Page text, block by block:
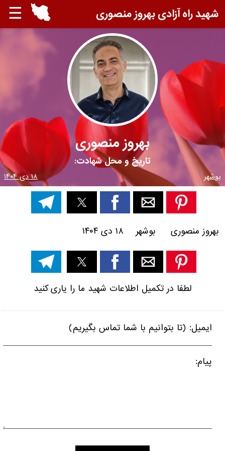
☰ شهید راه آزادی بهروز منصوری
بهروز منصوری
تاریخ و محل شهادت:
بوشهر ۱۸ دی ۱۴۰۴
بهروز منصوری بوشهر ۱۸ دی ۱۴۰۴
لطفا در تکمیل اطلاعات شهید ما را یاری کنید
ایمیل: (تا بتوانیم با شما تماس بگیریم)
پیام: